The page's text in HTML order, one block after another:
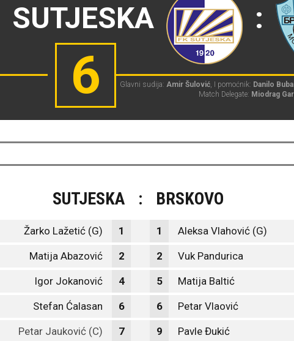
SUTJESKA :
6 Glavni sudija: Amir Šulović, I pomoćnik: Danilo
Match Delegate: Miodrag
SUTJESKA : BRSKOVO
Žarko Lažetić (G) 1 1 Aleksa Vlahović (G)
Matija Abazović 2 2 Vuk Pandurica
Igor Jokanović 4 5 Matija Baltić
Stefan Ćalasan 6 6 Petar Vlaović
Petar Jauković (C) 7 9 Pavle Đukić